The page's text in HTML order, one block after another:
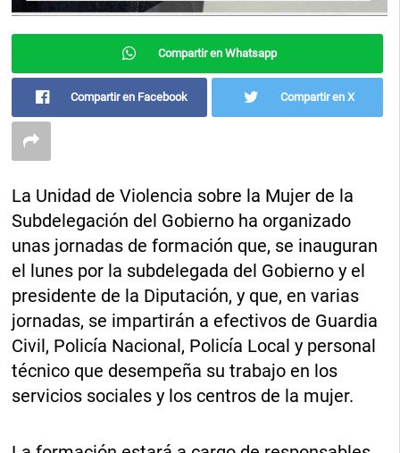
Compartir en Whatsapp
Compartir en Facebook Compartir en X
La Unidad de Violencia sobre la Mujer de la
Subdelegación del Gobierno ha organizado
unas jornadas de formación que, se inauguran
el lunes por la subdelegada del Gobierno y el
presidente de la Diputación, y que, en varias
jornadas, se impartirán a efectivos de Guardia
Civil, Policía Nacional, Policía Local y personal
técnico que desempeña su trabajo en los
servicios sociales y los centros de la mujer.